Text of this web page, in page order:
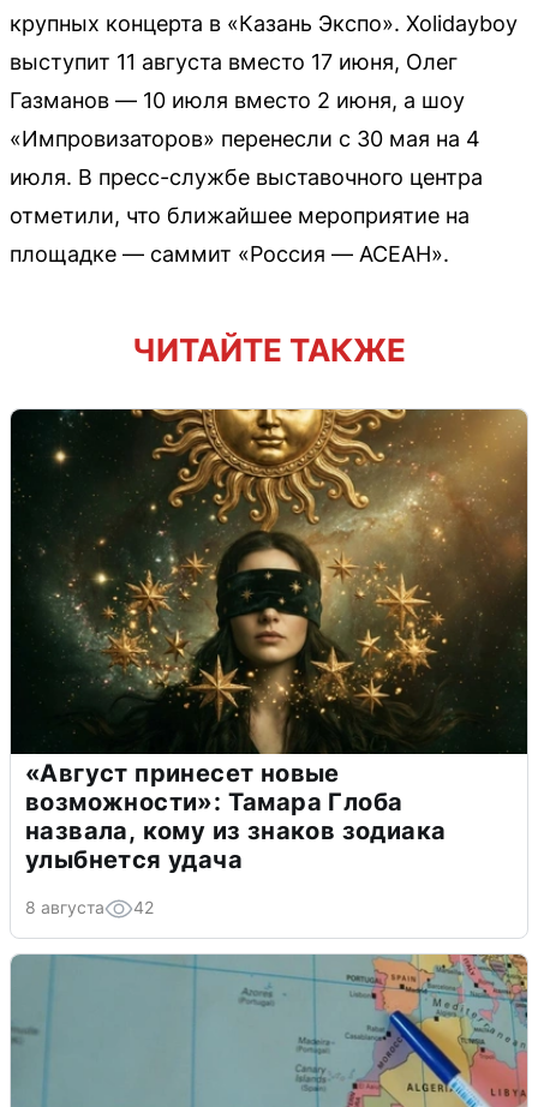
крупных концерта в «Казань Экспо». Xolidayboy
выступит 11 августа вместо 17 июня, Олег
Газманов — 10 июля вместо 2 июня, а шоу
«Импровизаторов» перенесли с 30 мая на 4
июля. В пресс-службе выставочного центра
отметили, что ближайшее мероприятие на
площадке — саммит «Россия — АСЕАН».
ЧИТАЙТЕ ТАКЖЕ
«Август принесет новые
возможности»: Тамара Глоба
назвала, кому из знаков зодиака
улыбнется удача
8 августа 42